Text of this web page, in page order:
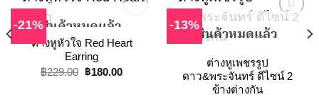
-21%สินค้าหมดแล้ว
ต่างหูหัวใจ Red Heart
Earring
฿229.00 Original
฿180.00Current
-13%สินค้าหมดแล้ว
ต่างหูเพชรรูป
ดาว&พระจันทร์ ดีไซน์ 2
ข้างต่างกัน